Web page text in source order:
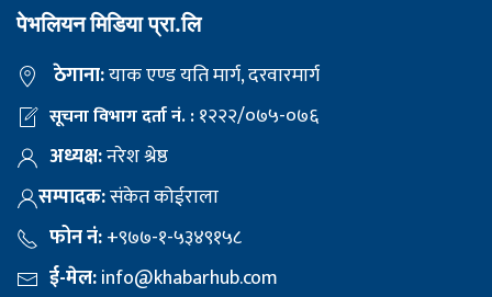
पेभलियन मिडिया प्रा.लि
ठेगाना:याक एण्ड यति मार्ग, दरवारमार्ग
सूचना विभाग दर्ता नं. :१२२२/०७५-०७६
अध्यक्ष:नरेश श्रेष्ठ
सम्पादक:संकेत कोईराला
फोन नं:+९७७-१-५३४९१५८
ई-मेल:info@khabarhub.com